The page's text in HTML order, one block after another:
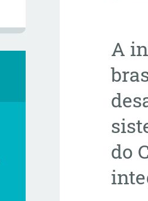
A
do